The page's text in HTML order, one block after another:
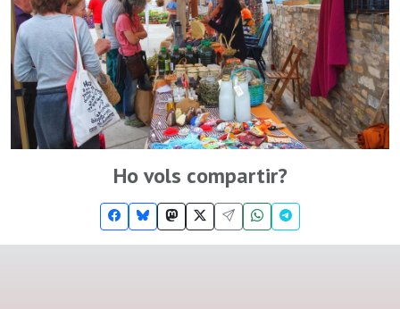
Ho vols compartir?